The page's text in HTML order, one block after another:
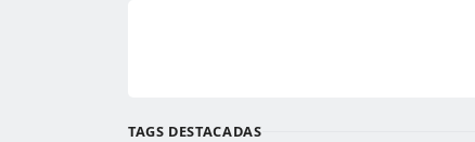
TAGS DESTACADAS